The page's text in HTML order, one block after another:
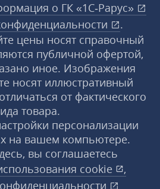
о ГК «1С‑Рарус»
.
цены носят справочный
публичной офертой,
иное. Изображения
носят иллюстративный
от фактического
товара.
персонализации
на вашем компьютере.
вы соглашаетесь
cookie
,